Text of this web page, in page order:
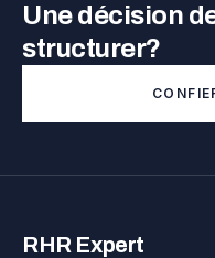
Une décision
structurer?
RHR Expert